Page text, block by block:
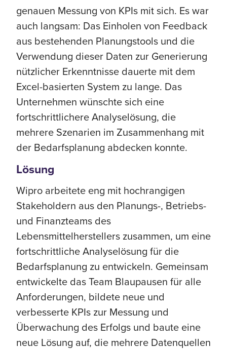
genauen Messung von KPIs mit sich. Es war
auch langsam: Das Einholen von Feedback
aus bestehenden Planungstools und die
Verwendung dieser Daten zur Generierung
nützlicher Erkenntnisse dauerte mit dem
Excel-basierten System zu lange. Das
Unternehmen wünschte sich eine
fortschrittlichere Analyselösung, die
mehrere Szenarien im Zusammenhang mit
der Bedarfsplanung abdecken konnte.
Lösung
Wipro arbeitete eng mit hochrangigen
Stakeholdern aus den Planungs-, Betriebs-
und Finanzteams des
Lebensmittelherstellers zusammen, um eine
fortschrittliche Analyselösung für die
Bedarfsplanung zu entwickeln. Gemeinsam
entwickelte das Team Blaupausen für alle
Anforderungen, bildete neue und
verbesserte KPIs zur Messung und
Überwachung des Erfolgs und baute eine
neue Lösung auf, die mehrere Datenquellen